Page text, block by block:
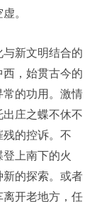
。
新文明结合的
，始贯古今的
的功用。激情
庄之蝶不休不
的控诉。不
上南下的火
的探索。或者
开老地方，任